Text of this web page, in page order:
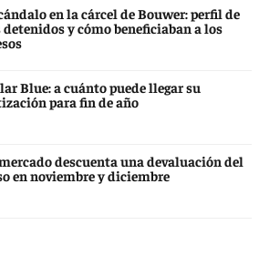
en la cárcel de Bouwer: perfil de
detenidos y cómo beneficiaban a los
Blue: a cuánto puede llegar su
para fin de año
descuenta una devaluación del
en noviembre y diciembre